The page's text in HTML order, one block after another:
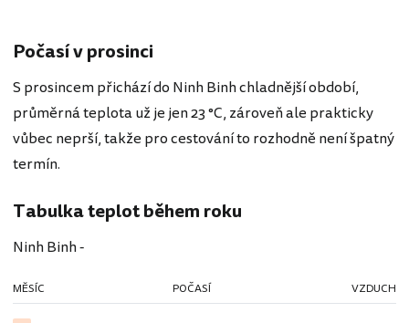
Počasí v prosinci
S prosincem přichází do Ninh Binh chladnější období,
průměrná teplota už je jen 23 °C, zároveň ale prakticky
vůbec neprší, takže pro cestování to rozhodně není špatný
termín.
Tabulka teplot během roku
Ninh Binh -
MĚSÍC POČASÍ VZDUCH